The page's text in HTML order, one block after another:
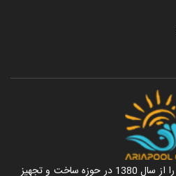
شرکت آریا استخر فعالیت خود را از سال 1380 در حوزه ساخت و تجهیز